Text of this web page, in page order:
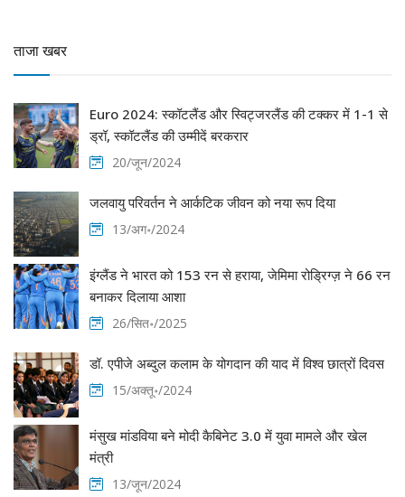
ताजा खबर
Euro 2024: स्कॉटलैंड और स्विट्जरलैंड की टक्कर में 1-1 से
ड्रॉ, स्कॉटलैंड की उम्मीदें बरकरार
20/जून/2024
जलवायु परिवर्तन ने आर्कटिक जीवन को नया रूप दिया
13/अग॰/2024
इंग्लैंड ने भारत को 153 रन से हराया, जेमिमा रोड्रिग्ज़ ने 66 रन
बनाकर दिलाया आशा
26/सित॰/2025
डॉ. एपीजे अब्दुल कलाम के योगदान की याद में विश्व छात्रों दिवस
15/अक्तू॰/2024
मंसुख मांडविया बने मोदी कैबिनेट 3.0 में युवा मामले और खेल
मंत्री
13/जून/2024